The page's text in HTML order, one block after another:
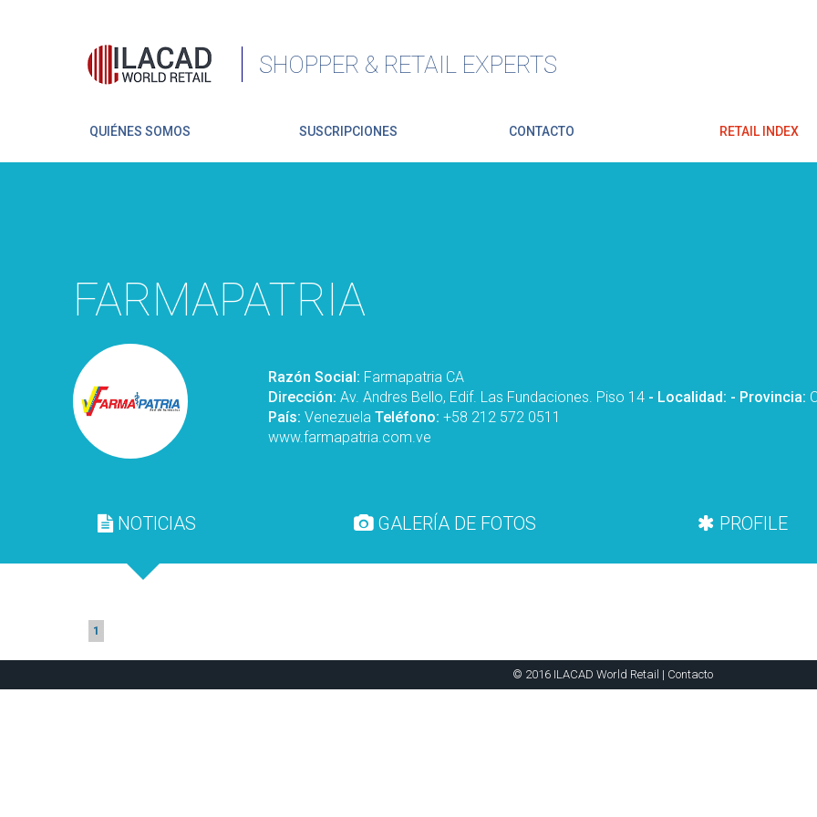
SHOPPER & RETAIL EXPERTS
QUIÉNES SOMOS SUSCRIPCIONES CONTACTO RETAIL INDEX
FARMAPATRIA
Razón Social: Farmapatria CA
Dirección: Av. Andres Bello, Edif. Las Fundaciones. Piso 14 - Localidad: - Provincia:
País: Venezuela Teléfono: +58 212 572 0511
www.farmapatria.com.ve
NOTICIAS GALERÍA DE FOTOS PROFILE
1
© 2016 ILACAD World Retail | Contacto